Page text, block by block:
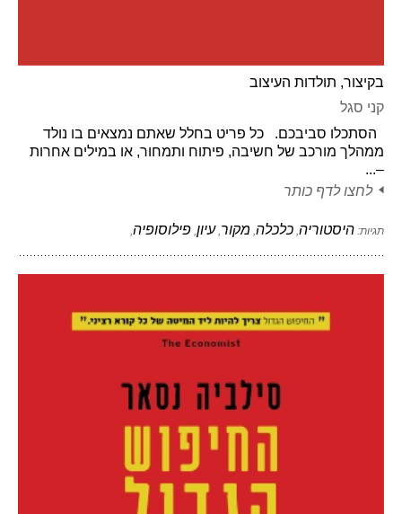
בקיצור, תולדות העיצוב
קני סגל
הסתכלו סביבכם. כל פריט בחלל שאתם נמצאים בו נולד
ממהלך מורכב של חשיבה, פיתוח ותמחור, או במילים אחרות
–...
לחצו לדף כותר
תגיות: היסטוריה, כלכלה, מקור,עיון, פילוסופיה,